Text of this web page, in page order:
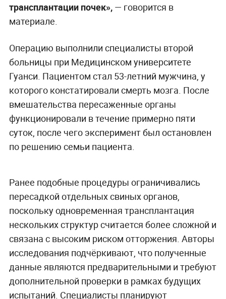
трансплантации почек», — говорится в
материале.
Операцию выполнили специалисты второй
больницы при Медицинском университете
Гуанси. Пациентом стал 53-летний мужчина, у
которого констатировали смерть мозга. После
вмешательства пересаженные органы
функционировали в течение примерно пяти
суток, после чего эксперимент был остановлен
по решению семьи пациента.
Ранее подобные процедуры ограничивались
пересадкой отдельных свиных органов,
поскольку одновременная трансплантация
нескольких структур считается более сложной и
связана с высоким риском отторжения. Авторы
исследования подчёркивают, что полученные
данные являются предварительными и требуют
дополнительной проверки в рамках будущих
испытаний. Специалисты планируют